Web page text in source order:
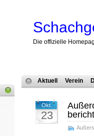
Die offizielle
Aktuell Verein
Okt.
23